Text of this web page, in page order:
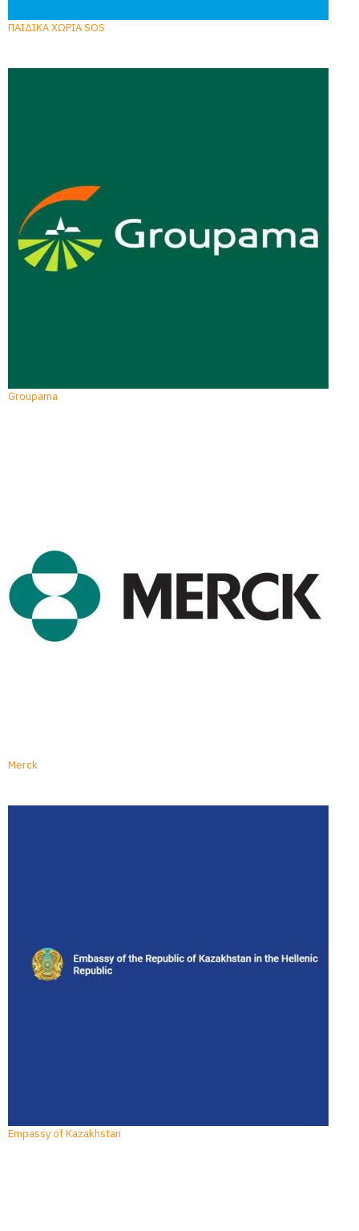
ΠΑΙΔΙΚΑ ΧΩΡΙΑ SOS
Groupama
Merck
Empassy of Kazakhstan